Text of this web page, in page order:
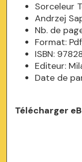
Sorceleur
Andrzej
Nb. de
Format:
ISBN:
Editeur:
Date de
Télécharger